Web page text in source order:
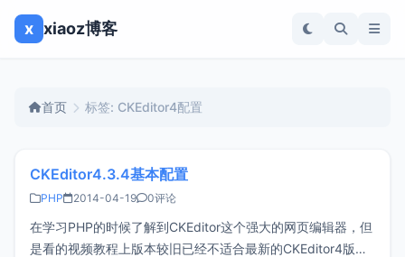
x xiaoz博客
首页 标签: CKEditor4配置
CKEditor4.3.4基本配置
PHP 2014-04-19 0评论
在学习PHP的时候了解到CKEditor这个强大的网页编辑器，但
是看的视频教程上版本较旧已经不适合最新的CKEditor4版